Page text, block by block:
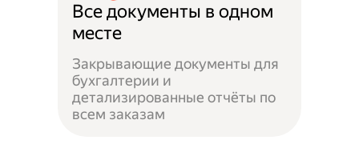
Все документы в одном
месте
Закрывающие документы для
бухгалтерии и
детализированные отчёты по
всем заказам